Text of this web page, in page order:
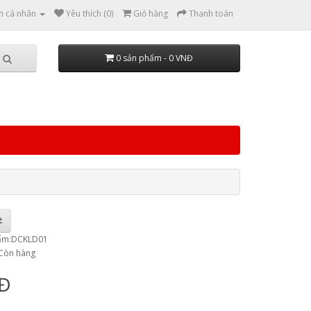
cá nhân Yêu thích (0) Giỏ hàng Thanh toán
0 sản phẩm - 0 VNĐ
hàng